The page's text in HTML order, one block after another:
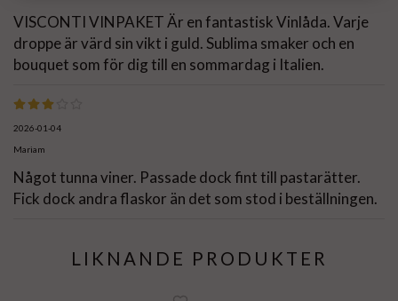
VISCONTI VINPAKET Är en fantastisk Vinlåda. Varje
droppe är värd sin vikt i guld. Sublima smaker och en
bouquet som för dig till en sommardag i Italien.
2026-01-04
Mariam
Något tunna viner. Passade dock fint till pastarätter.
Fick dock andra flaskor än det som stod i beställningen.
LIKNANDE PRODUKTER